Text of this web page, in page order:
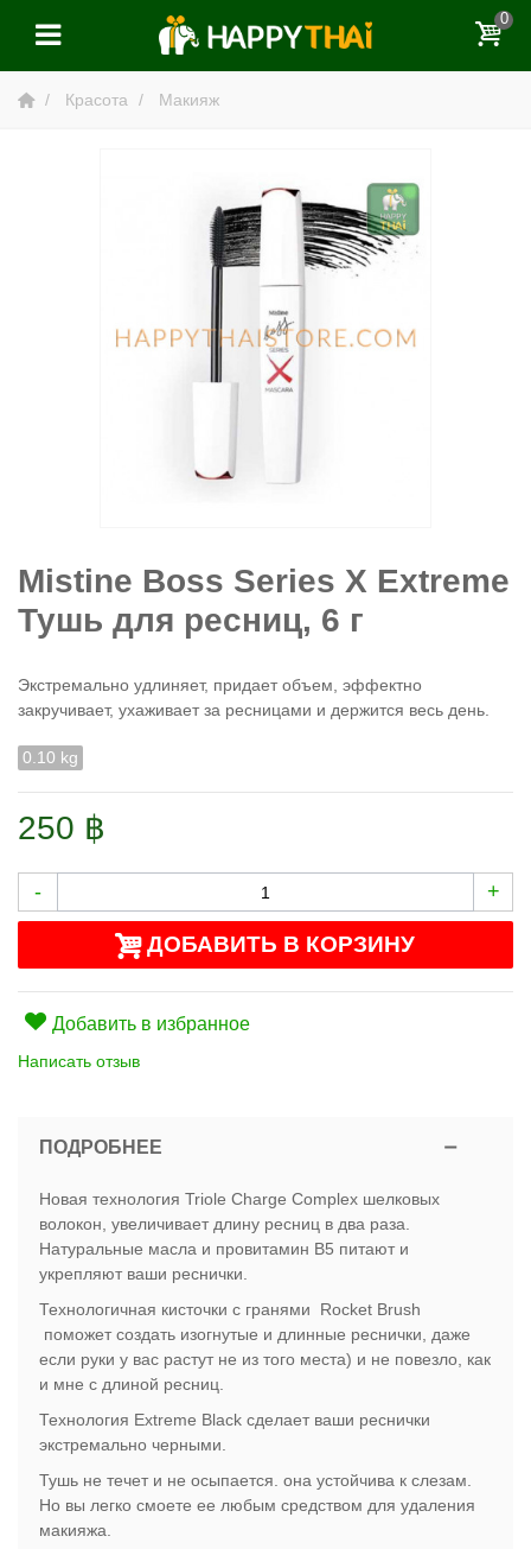
0
Красота Макияж
Mistine Boss Series X Extreme
Тушь для ресниц, 6 г
Экстремально удлиняет, придает объем, эффектно
закручивает, ухаживает за ресницами и держится весь день.
0.10 kg
250 ฿
- +
ДОБАВИТЬ В КОРЗИНУ
Добавить в избранное
Написать отзыв
ПОДРОБНЕЕ
Новая технология Triole Charge Complex шелковых
волокон, увеличивает длину ресниц в два раза.
Натуральные масла и провитамин В5 питают и
укрепляют ваши реснички.
Технологичная кисточки с гранями Rocket Brush
поможет создать изогнутые и длинные реснички, даже
если руки у вас растут не из того места) и не повезло, как
и мне с длиной ресниц.
Технология Extreme Black сделает ваши реснички
экстремально черными.
Тушь не течет и не осыпается. она устойчива к слезам.
Но вы легко смоете ее любым средством для удаления
макияжа.